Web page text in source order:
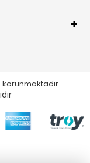
korunmaktadır.